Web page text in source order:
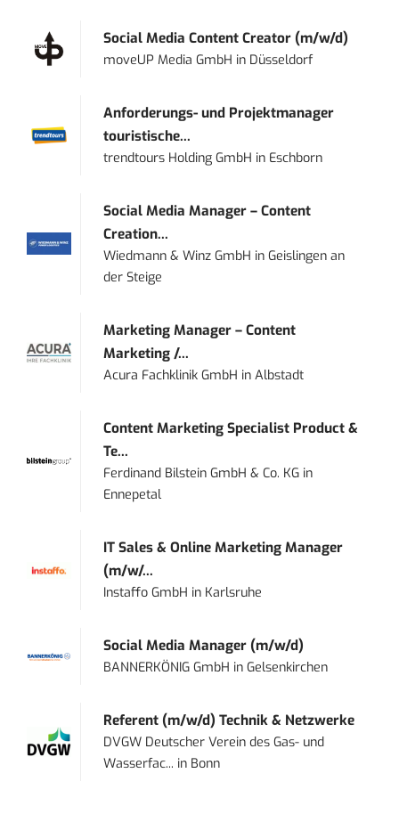
Social Media Content Creator (m/w/d)
moveUP Media GmbH in Düsseldorf
Anforderungs- und Projektmanager
touristische...
trendtours Holding GmbH in Eschborn
Social Media Manager – Content
Creation...
Wiedmann & Winz GmbH inGeislingen an
der Steige
Marketing Manager – Content
Marketing /...
Acura Fachklinik GmbH inAlbstadt
Content Marketing Specialist Product &
Te...
Ferdinand Bilstein GmbH & Co. KG in
Ennepetal
IT Sales & Online Marketing Manager
(m/w/...
Instaffo GmbH in Karlsruhe
Social Media Manager (m/w/d)
BANNERKÖNIG GmbH inGelsenkirchen
Referent (m/w/d) Technik & Netzwerke
DVGW Deutscher Verein des Gas- und
Wasserfac... in Bonn